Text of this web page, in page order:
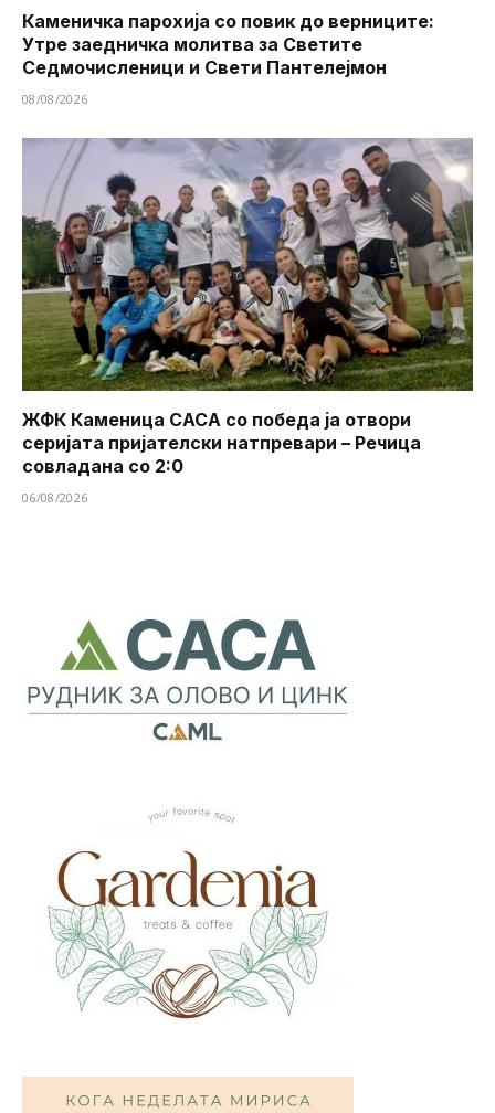
Каменичка парохија со повик до верниците:
Утре заедничка молитва за Светите
Седмочисленици и Свети Пантелејмон
08/08/2026
ЖФК Каменица САСА со победа ја отвори
серијата пријателски натпревари – Речица
совладана со 2:0
06/08/2026